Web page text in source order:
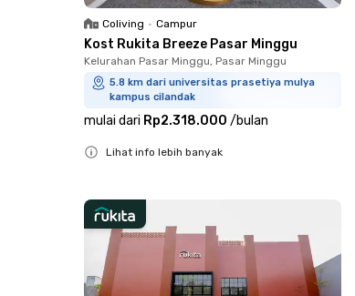
Coliving • Campur
Kost Rukita Breeze Pasar Minggu
Kelurahan Pasar Minggu, Pasar Minggu
5.8 km dari universitas prasetiya mulya
kampus cilandak
mulai dari Rp2.318.000 /bulan
Lihat info lebih banyak